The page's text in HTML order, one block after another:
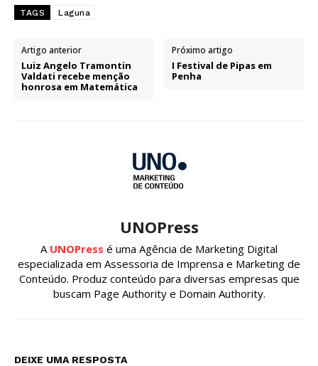
TAGS Laguna
Artigo anterior
Luiz Angelo Tramontin
Valdati recebe menção
honrosa em Matemática
Próximo artigo
I Festival de Pipas em
Penha
UNOPress
A UNOPress é uma Agência de Marketing Digital
especializada em Assessoria de Imprensa e Marketing de
Conteúdo. Produz conteúdo para diversas empresas que
buscam Page Authority e Domain Authority.
DEIXE UMA RESPOSTA